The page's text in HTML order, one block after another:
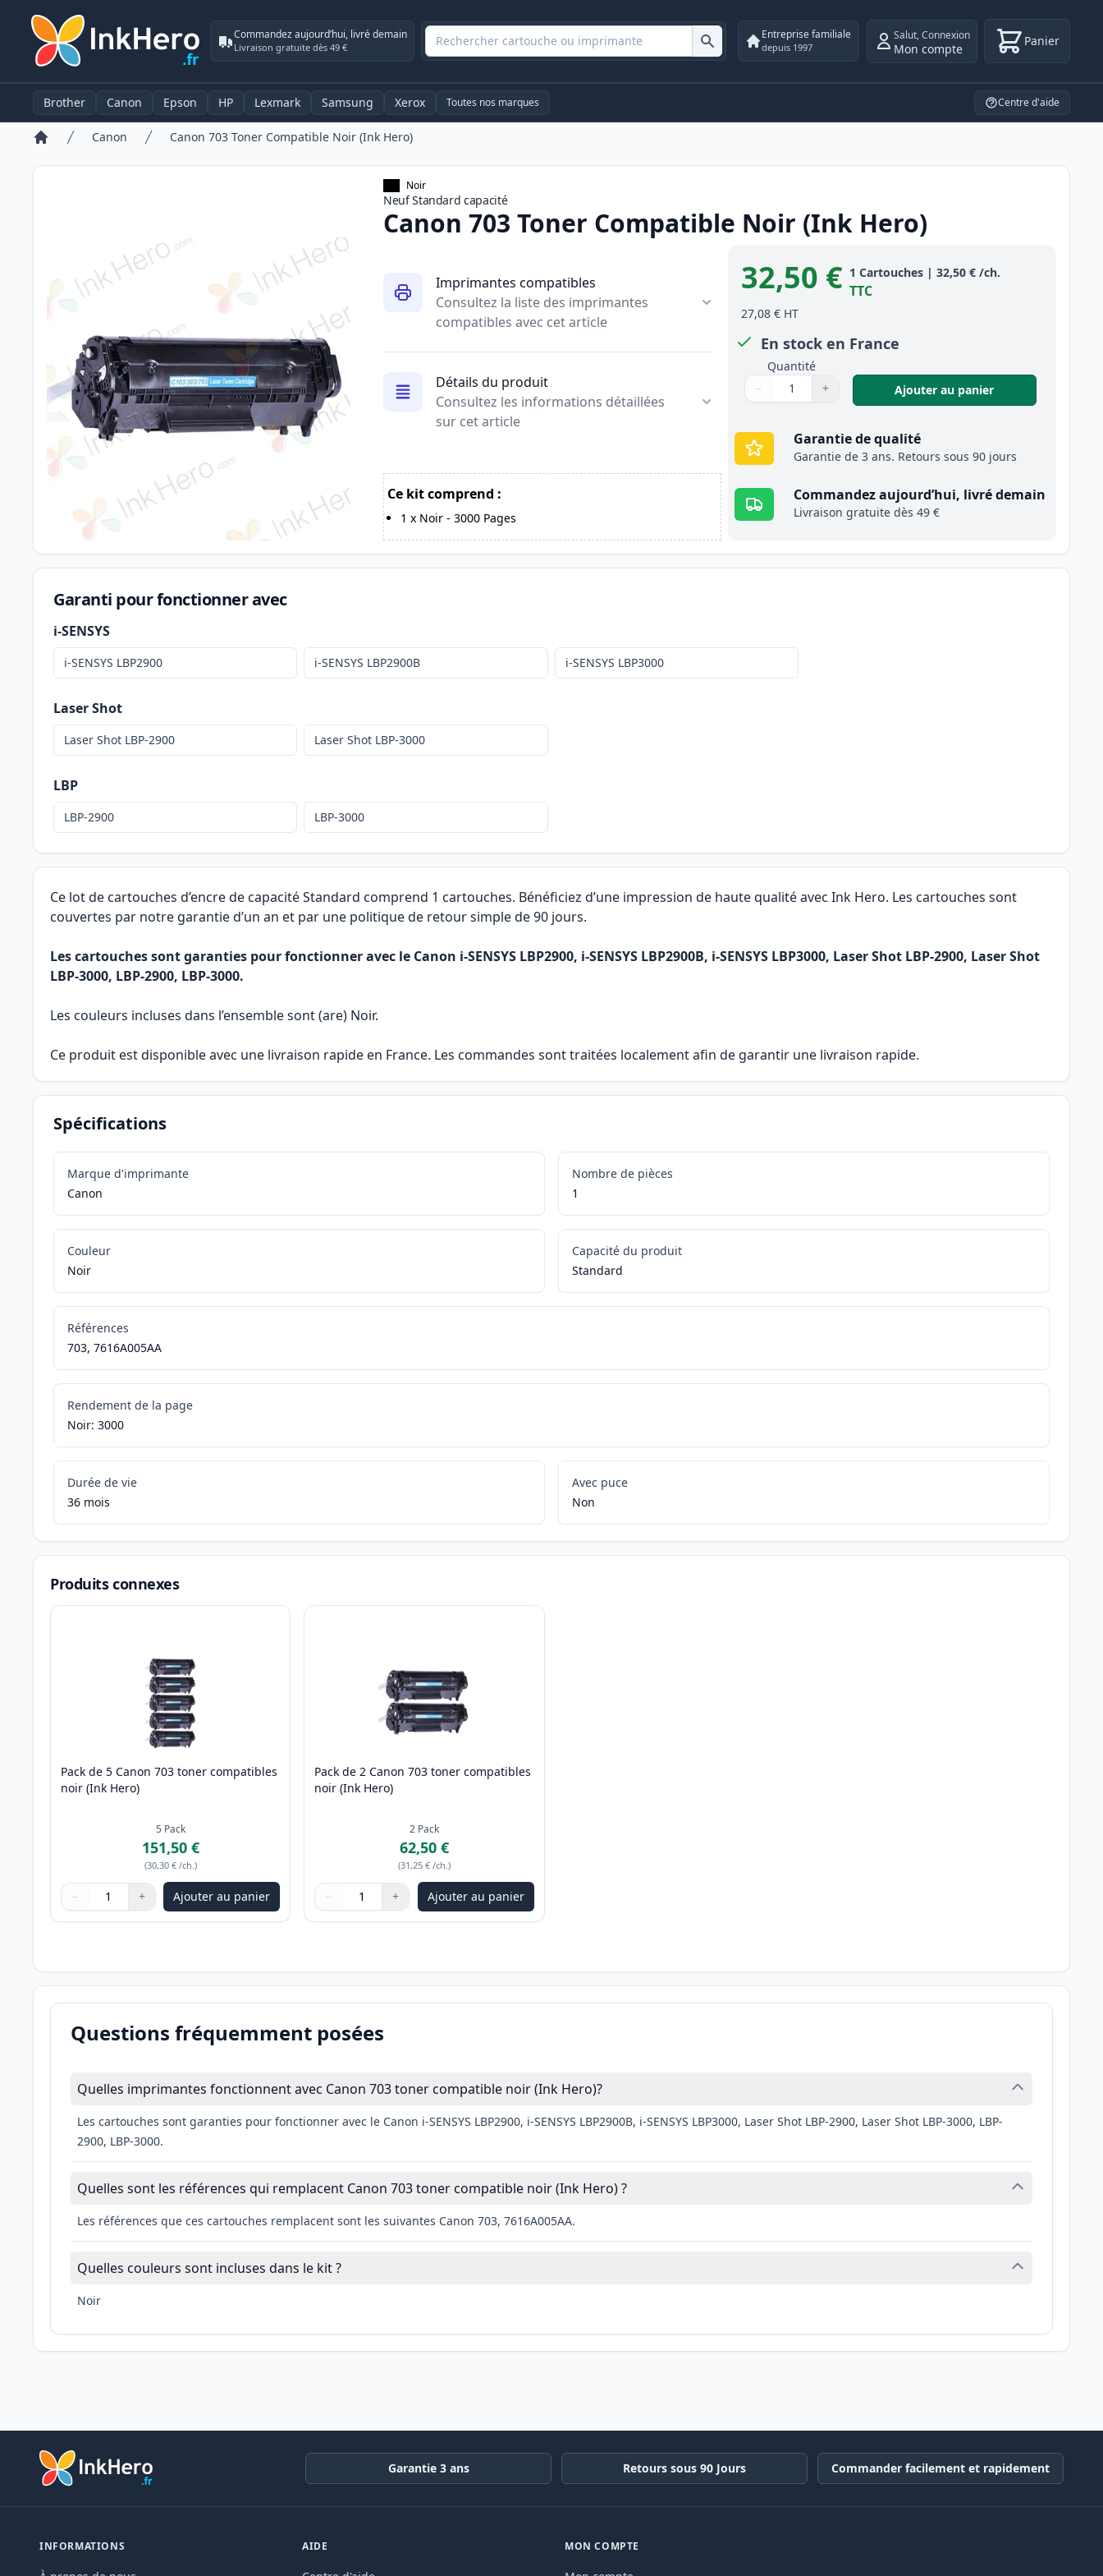
Commandez aujourd’hui, livré demain
Livraison gratuite dès 49 €
Entreprise familiale
depuis 1997
Salut,Connexion
Mon compte Panier
Brother Canon Epson HP Lexmark Samsung Xerox Toutes nos marques Centre d'aide
Canon Canon 703 Toner Compatible Noir (Ink Hero)
Noir
NeufStandard capacité
Canon 703 Toner Compatible Noir (Ink Hero)
Imprimantes compatibles
Consultez la liste des imprimantes
compatibles avec cet article
Détails du produit
Consultez les informations détaillées
sur cet article
Ce kit comprend :
1 x Noir- 3000 Pages
Product information
32,50 € 1 Cartouches| 32,50 € /ch.
TTC
27,08 € HT
En stock en France
Quantité
Quantité
Utilisez les boutons pour ajuster
− +
Quantité: Ajouter au panier,
Garantie de qualité
Garantie de 3 ans. Retours sous 90 jours
Commandez aujourd’hui, livré demain
Livraison gratuite dès 49 €
Ce lot de cartouches d’encre de capacité Standard comprend 1 cartouches. Bénéficiez d’une impression de haute qualité avec Ink Hero. Les cartouches sont
couvertes par notre garantie d’un an et par une politique de retour simple de 90 jours.
Les cartouches sont garanties pour fonctionner avec le Canon i-SENSYS LBP2900, i-SENSYS LBP2900B, i-SENSYS LBP3000, Laser Shot LBP-2900, Laser Shot
LBP-3000, LBP-2900, LBP-3000.
Les couleurs incluses dans l’ensemble sont (are) Noir.
Ce produit est disponible avec une livraison rapide en France. Les commandes sont traitées localement afin de garantir une livraison rapide.
Spécifications
Marque d'imprimante
Canon
Nombre de pièces
1
Couleur
Noir
Capacité du produit
Standard
Références
703, 7616A005AA
Rendement de la page
Noir: 3000
Durée de vie
36 mois
Avec puce
Non
Produits connexes
Pack de 5 Canon 703 toner compatibles
noir (Ink Hero)
5 Pack
151,50 €
(30,30 € /ch.)
Quantité
Utilisez les boutons pour ajuster
− +
Quantité Ajouter au panier
Pack de 2 Canon 703 toner compatibles
noir (Ink Hero)
2 Pack
62,50 €
(31,25 € /ch.)
Quantité
Utilisez les boutons pour ajuster
− +
Quantité Ajouter au panier
Garanti pour fonctionner avec
i-SENSYS
i-SENSYS LBP2900 i-SENSYS LBP2900B i-SENSYS LBP3000
Laser Shot
Laser Shot LBP-2900 Laser Shot LBP-3000
LBP
LBP-2900 LBP-3000
Questions fréquemment posées
Quelles imprimantes fonctionnent avec Canon 703 toner compatible noir (Ink Hero)?
Les cartouches sont garanties pour fonctionner avec le Canon i-SENSYS LBP2900, i-SENSYS LBP2900B, i-SENSYS LBP3000, Laser Shot LBP-2900, Laser Shot LBP-3000, LBP-
2900, LBP-3000.
Quelles sont les références qui remplacent Canon 703 toner compatible noir (Ink Hero) ?
Les références que ces cartouches remplacent sont les suivantes Canon 703, 7616A005AA.
Quelles couleurs sont incluses dans le kit ?
Noir
Garantie 3 ans Retours sous 90 Jours Commander facilement et rapidement
INFORMATIONS AIDE MON COMPTE